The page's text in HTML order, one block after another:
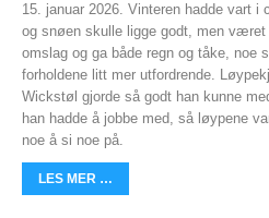
Løpergruppe
Join Halden?
Støtteapparat
UFO (2.-10. KLASSE)
Nyheter
15. januar 2026. Vinteren hadde vart i
og snøen skulle ligge godt, men været
omslag og ga både regn og tåke, noe
forholdene litt mer utfordrende.
Wickstøl gjorde så godt han kunne
han hadde å jobbe med, så løypene
noe å si noe på.
LES MER …